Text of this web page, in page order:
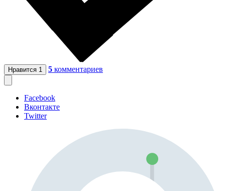
Нравится 1 5 комментариев
Facebook
Вконтакте
Twitter